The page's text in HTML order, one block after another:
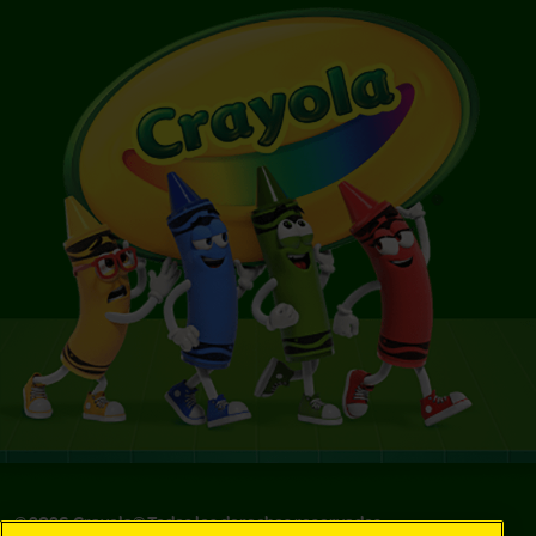
©2026Crayola® Todos los derechos reservados.